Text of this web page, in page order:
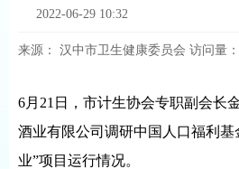
2022-06-29 10:32
来源： 汉中市卫生健康委员会 访问量：
6月21日，市计生协会专职副会长
酒业有限公司调研中国人口福利
业”项目运行情况。